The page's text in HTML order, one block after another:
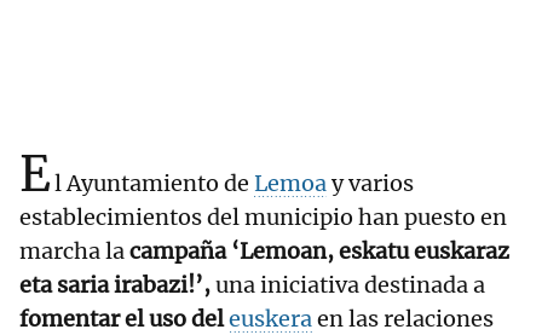
El Ayuntamiento de Lemoay varios
establecimientos del municipio han puesto en
marcha lacampaña ‘Lemoan, eskatu euskaraz
eta saria irabazi!’,una iniciativa destinada a
fomentar el uso deleuskeraen las relaciones